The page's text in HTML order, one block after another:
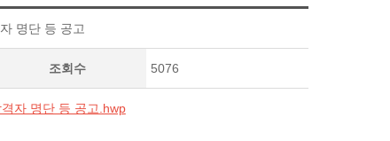
명단 등 공고
조회수 5076
자 명단 등 공고.hwp